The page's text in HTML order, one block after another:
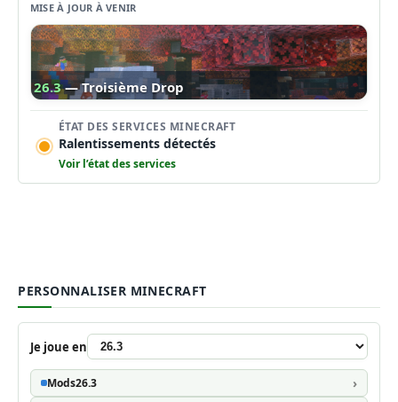
MISE À JOUR À VENIR
26.3 — Troisième Drop
ÉTAT DES SERVICES MINECRAFT
Ralentissements détectés
Voir l’état des services
PERSONNALISER MINECRAFT
Je joue en
Mods26.3